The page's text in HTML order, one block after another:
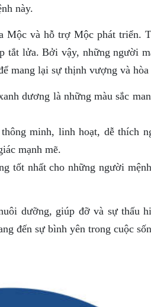
này.
Mộc và hỗ trợ Mộc phát triển.
tắt lửa. Bởi vậy, những người
mang lại sự thịnh vượng và
dương là những màu sắc
minh, linh hoạt, dễ thích
mạnh mẽ.
tốt nhất cho những người
dưỡng, giúp đỡ và sự thấu
đến sự bình yên trong cuộc